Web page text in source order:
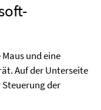
und eine
Auf der Unterseite
Steuerung der